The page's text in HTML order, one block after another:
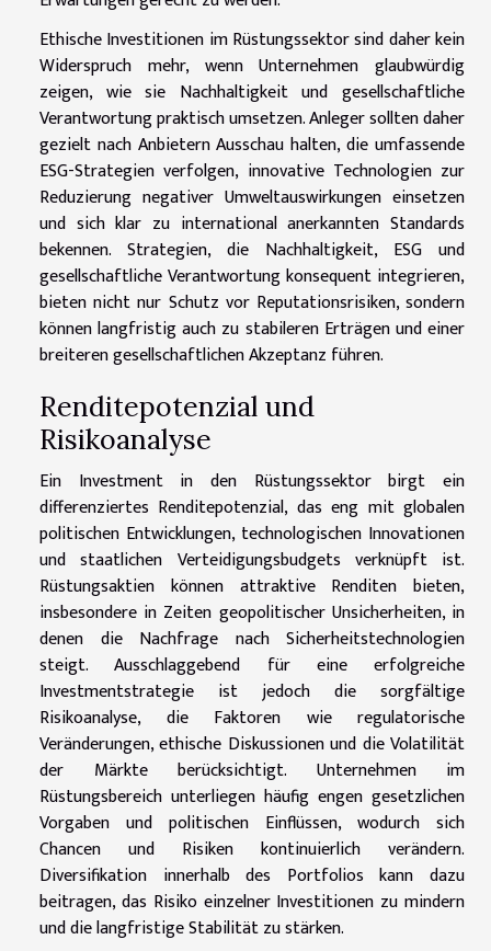
Ethische Investitionen im Rüstungssektor sind daher kein
Widerspruch mehr, wenn Unternehmen glaubwürdig
zeigen, wie sie Nachhaltigkeit und gesellschaftliche
Verantwortung praktisch umsetzen. Anleger sollten daher
gezielt nach Anbietern Ausschau halten, die umfassende
ESG-Strategien verfolgen, innovative Technologien zur
Reduzierung negativer Umweltauswirkungen einsetzen
und sich klar zu international anerkannten Standards
bekennen. Strategien, die Nachhaltigkeit, ESG und
gesellschaftliche Verantwortung konsequent integrieren,
bieten nicht nur Schutz vor Reputationsrisiken, sondern
können langfristig auch zu stabileren Erträgen und einer
breiteren gesellschaftlichen Akzeptanz führen.
Renditepotenzial und
Risikoanalyse
Ein Investment in den Rüstungssektor birgt ein
differenziertes Renditepotenzial, das eng mit globalen
politischen Entwicklungen, technologischen Innovationen
und staatlichen Verteidigungsbudgets verknüpft ist.
Rüstungsaktien können attraktive Renditen bieten,
insbesondere in Zeiten geopolitischer Unsicherheiten, in
denen die Nachfrage nach Sicherheitstechnologien
steigt. Ausschlaggebend für eine erfolgreiche
Investmentstrategie ist jedoch die sorgfältige
Risikoanalyse, die Faktoren wie regulatorische
Veränderungen, ethische Diskussionen und die Volatilität
der Märkte berücksichtigt. Unternehmen im
Rüstungsbereich unterliegen häufig engen gesetzlichen
Vorgaben und politischen Einflüssen, wodurch sich
Chancen und Risiken kontinuierlich verändern.
Diversifikation innerhalb des Portfolios kann dazu
beitragen, das Risiko einzelner Investitionen zu mindern
und die langfristige Stabilität zu stärken.